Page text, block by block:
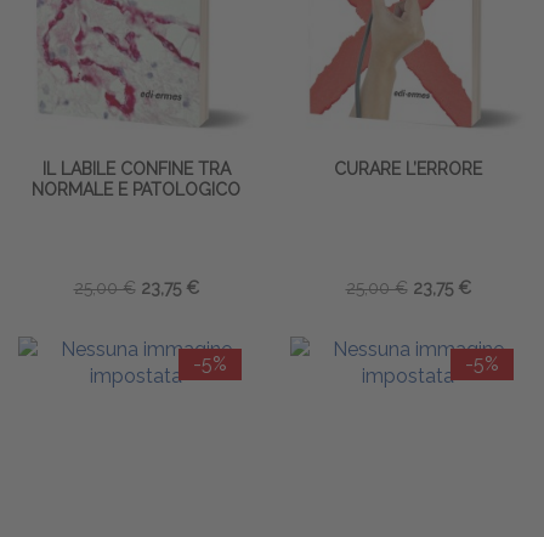
IL LABILE CONFINE TRA
NORMALE E PATOLOGICO
25,00 € 23,75 €
CURARE L’ERRORE
25,00 € 23,75 €
-5% -5%